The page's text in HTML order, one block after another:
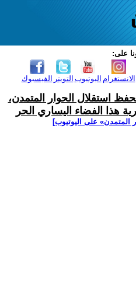
على:
الفيسبوك التويتر اليوتيوب الانستغرام
استقلال الحوار المتمدن،
هذا الفضاء اليساري الحر
المتمدن» على اليوتيوب]